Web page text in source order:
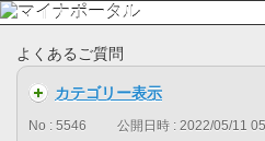
よくあるご質問
カテゴリー表示
No : 5546 公開日時 : 2022/05/11